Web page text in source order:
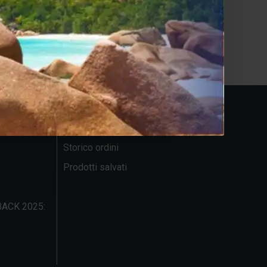
2025:
ACCOUNT
Account
Storico ordini
Prodotti salvati